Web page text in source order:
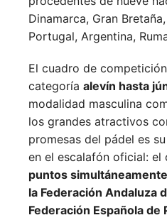
Dinamarca, Gran Bretaña,
Portugal, Argentina,
El cuadro de
categoría alevín hasta
modalidad masculina
los grandes atractivos
promesas del pádel es
en el escalafón oficial: el
puntos
la Federación Andaluza
Federación Española de